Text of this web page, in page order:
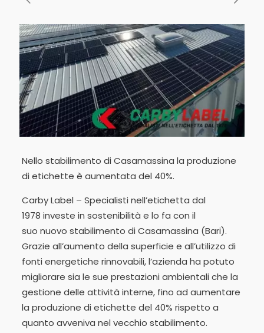
Nello stabilimento di Casamassina la produzione
di etichette è aumentata del 40%.
Carby Label – Specialisti nell’etichetta dal
1978 investe in sostenibilità e lo fa con il
suo nuovo stabilimento di Casamassina (Bari).
Grazie all’aumento della superficie e all’utilizzo di
fonti energetiche rinnovabili, l’azienda ha potuto
migliorare sia le sue prestazioni ambientali che la
gestione delle attività interne, fino ad aumentare
la produzione di etichette del 40% rispetto a
quanto avveniva nel vecchio stabilimento.